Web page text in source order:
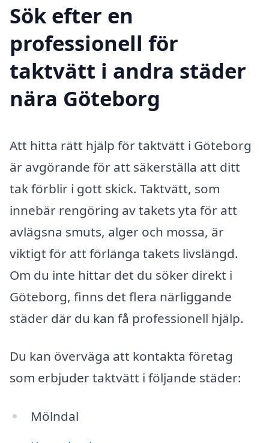
Sök efter en
professionell för
taktvätt i andra städer
nära Göteborg
Att hitta rätt hjälp för taktvätt i Göteborg
är avgörande för att säkerställa att ditt
tak förblir i gott skick. Taktvätt, som
innebär rengöring av takets yta för att
avlägsna smuts, alger och mossa, är
viktigt för att förlänga takets livslängd.
Om du inte hittar det du söker direkt i
Göteborg, finns det flera närliggande
städer där du kan få professionell hjälp.
Du kan överväga att kontakta företag
som erbjuder taktvätt i följande städer:
Mölndal